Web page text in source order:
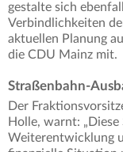
gestalte sich
Verbindlichkeiten
aktuellen Planung
die CDU Mainz mit.
Straßenbahn-
Der
Holle, warnt:
Weiterentwicklung